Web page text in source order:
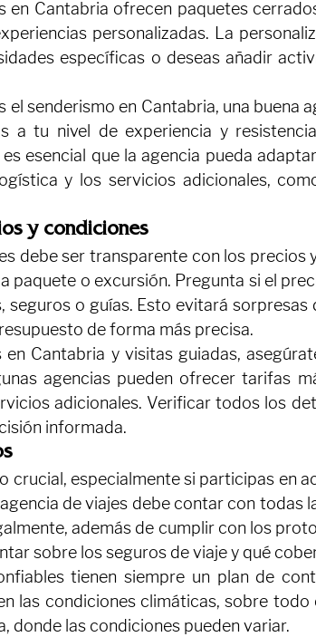
en Cantabria ofrecen paquetes
personalizadas. La
específicas o deseas añadir
el senderismo en Cantabria, una buena
a tu nivel de experiencia y
esencial que la agencia pueda
y los servicios adicionales,
y condiciones
debe ser transparente con los precios
paquete o excursión. Pregunta si el
seguros o guías. Esto evitará
de forma más precisa.
en Cantabria y visitas guiadas,
agencias pueden ofrecer tarifas
adicionales. Verificar todos los
informada.
crucial, especialmente si participas en
de viajes debe contar con todas
además de cumplir con los
sobre los seguros de viaje y qué
tienen siempre un plan de
las condiciones climáticas, sobre
donde las condiciones pueden variar.